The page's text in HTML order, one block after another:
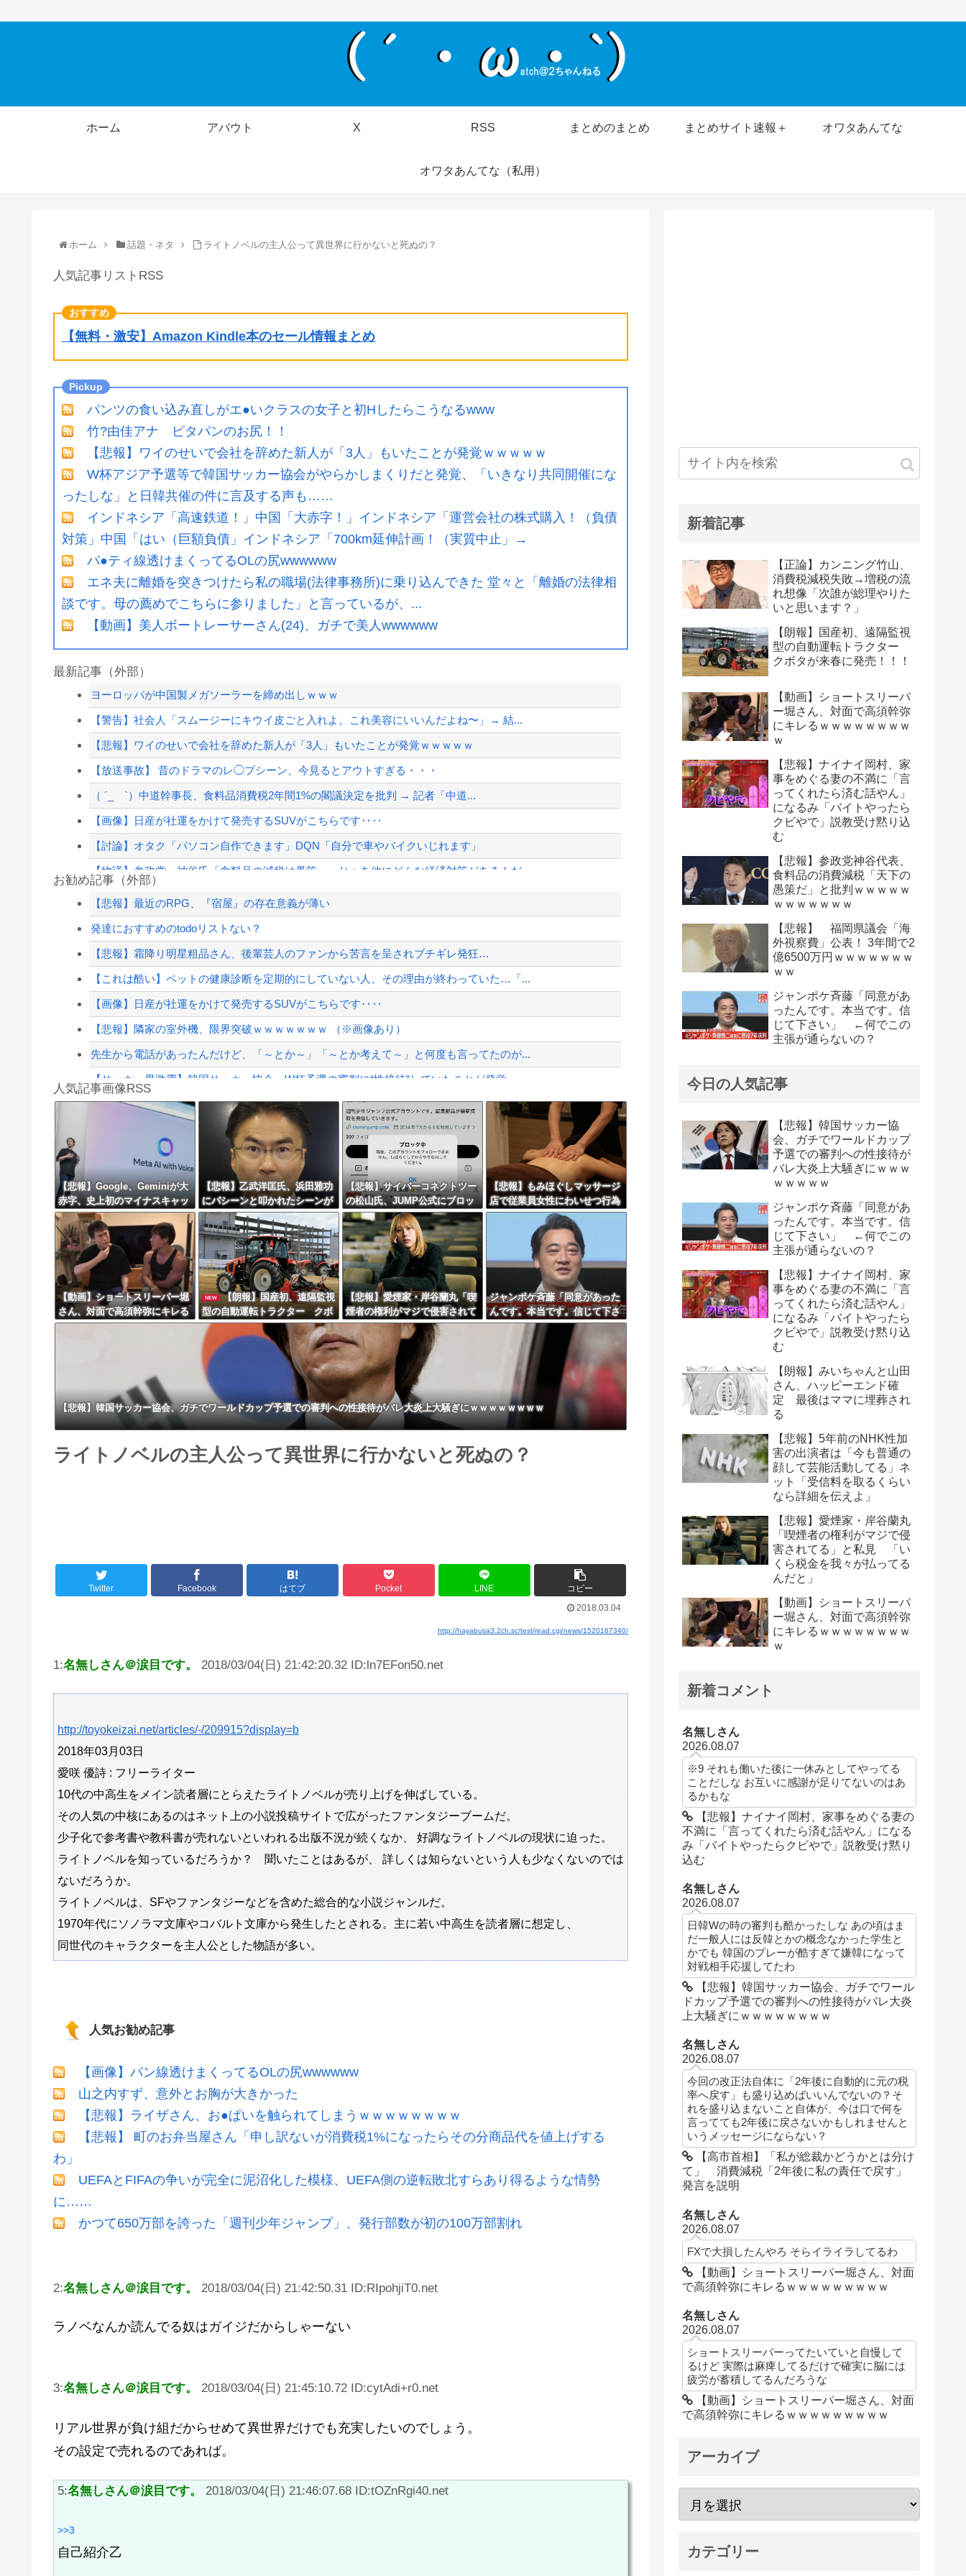
ホーム アバウト X RSS まとめのまとめ まとめサイト速報＋ オワタあんてな
オワタあんてな（私用）
ホーム 話題・ネタ ライトノベルの主人公って異世界に行かないと死ぬの？
人気記事リストRSS
【無料・激安】Amazon Kindle本のセール情報まとめ
パンツの食い込み直しがエ●いクラスの女子と初Hしたらこうなるwww
竹?由佳アナ ピタパンのお尻！！
【悲報】ワイのせいで会社を辞めた新人が「3人」もいたことが発覚ｗｗｗｗｗ
W杯アジア予選等で韓国サッカー協会がやらかしまくりだと発覚、「いきなり共同開催にな
ったしな」と日韓共催の件に言及する声も……
インドネシア「高速鉄道！」中国「大赤字！」インドネシア「運営会社の株式購入！（負債
対策」中国「はい（巨額負債」インドネシア「700km延伸計画！（実質中止」→
パ●ティ線透けまくってるOLの尻wwwwww
エネ夫に離婚を突きつけたら私の職場(法律事務所)に乗り込んできた 堂々と「離婚の法律相
談です。母の薦めでこちらに参りました」と言っているが、...
【動画】美人ボートレーサーさん(24)、ガチで美人wwwwww
最新記事（外部）
ヨーロッパが中国製メガソーラーを締め出しｗｗｗ
【警告】社会人「スムージーにキウイ皮ごと入れよ。これ美容にいいんだよね〜」→ 結...
【悲報】ワイのせいで会社を辞めた新人が「3人」もいたことが発覚ｗｗｗｗｗ
【放送事故】 昔のドラマのレ◯プシーン、今見るとアウトすぎる・・・
（ ´_ゝ`）中道幹事長、食料品消費税2年間1%の閣議決定を批判 → 記者「中道...
【画像】日産が社運をかけて発売するSUVがこちらです‥‥
【討論】オタク「パソコン自作できます」DQN「自分で車やバイクいじれます」
【物議】参政党・神谷氏「食料品の減税は愚策」←じゃあ他にどんな経済対策があるんだ...
非現実的なリベラル政策をゴリ押しした東京大学、貯金から無駄金を垂れ流しまくった結...
【鬼滅の刃】アニオリ柱と上弦見たかった
20代「50年ローンでええやろ」←これマジ？？？
韓国警察、大韓サッカー協会を家宅捜索 代表監督選考巡り
【配信者】「金バエ」のSNS更新が1週間途絶え、様々な憶測が飛び交う。1週間ぶり...
【緊急速報】NYで警官が黒人男性の首を絞め、暴動第二波不可避へ
Powered by livedoor 相互RSS
お勧め記事（外部）
【悲報】最近のRPG、『宿屋』の存在意義が薄い
発達におすすめのtodoリストない？
【悲報】霜降り明星粗品さん、後輩芸人のファンから苦言を呈されブチギレ発狂…
【これは酷い】ペットの健康診断を定期的にしていない人、その理由が終わっていた…「...
【画像】日産が社運をかけて発売するSUVがこちらです‥‥
【悲報】隣家の室外機、限界突破ｗｗｗｗｗｗｗ （※画像あり）
先生から電話があったんだけど、「～とか～」「～とか考えて～」と何度も言ってたのが...
【サッカー界激震】韓国サッカー協会、W杯予選の審判に“性接待”していたことが発覚...
【動画】ロシアの空挺兵、パラシュートが開かずに墜落してしまう。
白石「あ、あきら様……？」あきら「……白石」
8/4のニュース
日本旅行キャンセルすべきか…1万年ぶり史上最大級の火山の兆し＝韓国の反応
更新中止のお知らせ
海外「おめでとうタキ！」リヴァプール南野がバースデーゴール！！
Powered by livedoor 相互RSS
人気記事画像RSS
【悲報】Google、Geminiが大
赤字、史上初のマイナスキャッ
シュフローに陥る・・・
【悲報】乙武洋匡氏、浜田雅功
にパシーンと叩かれたシーンが
オンエアされず「障害者相手だ
と放送されなくなる。俺、逆差
別だと思って」
【悲報】サイバーコネクトツー
の松山氏、JUMP公式にブロッ
クされるｗｗｗｗｗｗｗｗｗｗ
ｗ
【悲報】もみほぐしマッサージ
店で従業員女性にわいせつ行為
かで男を逮捕ｗｗｗｗｗｗｗｗ
【動画】ショートスリーパー堀
さん、対面で高須幹弥にキレる
ｗｗｗｗｗｗｗｗｗ
NEW
【朗報】国産初、遠隔監視
型の自動運転トラクター クボ
タが来春に発売！！！
【悲報】愛煙家・岸谷蘭丸「喫
煙者の権利がマジで侵害されて
る」と私見 「いくら税金を
我々が払ってるんだと」
ジャンポケ斉藤「同意があった
んです。本当です。信じて下さ
い」 ←何でこの主張が通らな
【悲報】韓国サッカー協会、ガチでワールドカップ予選での審判への性接待がバレ大炎上大騒ぎにｗｗｗｗｗｗｗｗ
ライトノベルの主人公って異世界に行かないと死ぬの？
Twitter Facebook はてブ Pocket LINE
コピー
2018.03.04
http://hayabusa3.2ch.sc/test/read.cgi/news/1520167340/
1:名無しさん＠涙目です。 2018/03/04(日) 21:42:20.32 ID:ln7EFon50.net
http://toyokeizai.net/articles/-/209915?display=b
2018年03月03日
愛咲 優詩 : フリーライター
10代の中高生をメイン読者層にとらえたライトノベルが売り上げを伸ばしている。
その人気の中核にあるのはネット上の小説投稿サイトで広がったファンタジーブームだ。
少子化で参考書や教科書が売れないといわれる出版不況が続くなか、 好調なライトノベルの現状に迫った。
ライトノベルを知っているだろうか？ 聞いたことはあるが、 詳しくは知らないという人も少なくないのでは
ないだろうか。
ライトノベルは、SFやファンタジーなどを含めた総合的な小説ジャンルだ。
1970年代にソノラマ文庫やコバルト文庫から発生したとされる。主に若い中高生を読者層に想定し、
同世代のキャラクターを主人公とした物語が多い。
人気お勧め記事
【画像】パン線透けまくってるOLの尻wwwwww
山之内すず、意外とお胸が大きかった
【悲報】ライザさん、お●ぱいを触られてしまうｗｗｗｗｗｗｗｗ
【悲報】 町のお弁当屋さん「申し訳ないが消費税1%になったらその分商品代を値上げする
わ」
UEFAとFIFAの争いが完全に泥沼化した模様、UEFA側の逆転敗北すらあり得るような情勢
に……
かつて650万部を誇った「週刊少年ジャンプ」、発行部数が初の100万部割れ
2:名無しさん＠涙目です。 2018/03/04(日) 21:42:50.31 ID:RIpohjiT0.net
ラノベなんか読んでる奴はガイジだからしゃーない
3:名無しさん＠涙目です。 2018/03/04(日) 21:45:10.72 ID:cytAdi+r0.net
リアル世界が負け組だからせめて異世界だけでも充実したいのでしょう。
その設定で売れるのであれば。
5:名無しさん＠涙目です。 2018/03/04(日) 21:46:07.68 ID:tOZnRgi40.net
>>3
自己紹介乙
新着記事
【正論】カンニング竹山、
消費税減税失敗→増税の流
れ想像「次誰が総理やりた
いと思います？」
【朗報】国産初、遠隔監視
型の自動運転トラクター
クボタが来春に発売！！！
【動画】ショートスリーパ
ー堀さん、対面で高須幹弥
にキレるｗｗｗｗｗｗｗｗ
ｗ
【悲報】ナイナイ岡村、家
事をめぐる妻の不満に「言
ってくれたら済む話やん」
になるみ「バイトやったら
クビやで」説教受け黙り込
む
【悲報】参政党神谷代表、
食料品の消費減税「天下の
愚策だ」と批判ｗｗｗｗｗ
ｗｗｗｗｗｗｗ
【悲報】 福岡県議会「海
外視察費」公表！ 3年間で2
億6500万円ｗｗｗｗｗｗｗ
ｗｗ
ジャンポケ斉藤「同意があ
ったんです。本当です。信
じて下さい」 ←何でこの
主張が通らないの？
今日の人気記事
【悲報】韓国サッカー協
会、ガチでワールドカップ
予選での審判への性接待が
バレ大炎上大騒ぎにｗｗｗ
ｗｗｗｗｗ
ジャンポケ斉藤「同意があ
ったんです。本当です。信
じて下さい」 ←何でこの
主張が通らないの？
【悲報】ナイナイ岡村、家
事をめぐる妻の不満に「言
ってくれたら済む話やん」
になるみ「バイトやったら
クビやで」説教受け黙り込
む
【朗報】みいちゃんと山田
さん、ハッピーエンド確
定 最後はママに埋葬され
る
【悲報】5年前のNHK性加
害の出演者は「今も普通の
顔して芸能活動してる」ネ
ット「受信料を取るくらい
なら詳細を伝えよ」
【悲報】愛煙家・岸谷蘭丸
「喫煙者の権利がマジで侵
害されてる」と私見 「い
くら税金を我々が払ってる
んだと」
【動画】ショートスリーパ
ー堀さん、対面で高須幹弥
にキレるｗｗｗｗｗｗｗｗ
ｗ
新着コメント
名無しさん
2026.08.07
※9 それも働いた後に一休みとしてやってる
ことだしな お互いに感謝が足りてないのはあ
るかもな
【悲報】ナイナイ岡村、家事をめぐる妻の
不満に「言ってくれたら済む話やん」になる
み「バイトやったらクビやで」説教受け黙り
込む
名無しさん
2026.08.07
日韓Wの時の審判も酷かったしな あの頃はま
だ一般人には反韓とかの概念なかった学生と
かでも 韓国のプレーが酷すぎて嫌韓になって
対戦相手応援してたわ
【悲報】韓国サッカー協会、ガチでワール
ドカップ予選での審判への性接待がバレ大炎
上大騒ぎにｗｗｗｗｗｗｗｗ
名無しさん
2026.08.07
今回の改正法自体に「2年後に自動的に元の税
率へ戻す」も盛り込めばいいんでないの？そ
れを盛り込まないこと自体が、今は口で何を
言ってても2年後に戻さないかもしれませんと
いうメッセージにならない？
【高市首相】「私が総裁かどうかとは分け
て」 消費減税「2年後に私の責任で戻す」
発言を説明
名無しさん
2026.08.07
FXで大損したんやろ そらイライラしてるわ
【動画】ショートスリーパー堀さん、対面
で高須幹弥にキレるｗｗｗｗｗｗｗｗｗ
名無しさん
2026.08.07
ショートスリーパーってたいていと自慢して
るけど 実際は麻痺してるだけで確実に脳には
疲労が蓄積してるんだろうな
【動画】ショートスリーパー堀さん、対面
で高須幹弥にキレるｗｗｗｗｗｗｗｗｗ
アーカイブ
カテゴリー